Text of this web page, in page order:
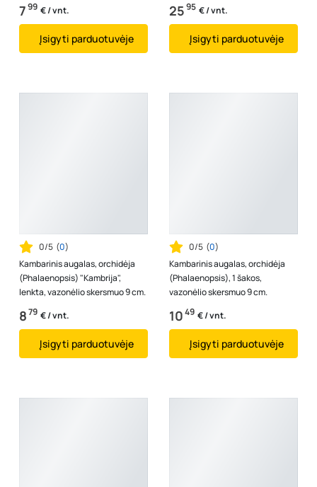
799 € / vnt.
Įsigyti parduotuvėje
2595 € / vnt.
Įsigyti parduotuvėje
0/5 (0)
Kambarinis augalas, orchidėja
(Phalaenopsis) "Kambrija",
lenkta, vazonėlio skersmuo 9 cm.
879 € / vnt.
Įsigyti parduotuvėje
0/5 (0)
Kambarinis augalas, orchidėja
(Phalaenopsis), 1 šakos,
vazonėlio skersmuo 9 cm.
1049 € / vnt.
Įsigyti parduotuvėje